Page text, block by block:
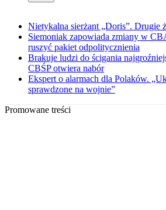
Nietykalna sierżant „Doris”. Drugie
Siemoniak zapowiada zmiany w
ruszyć pakiet odpolitycznienia
Brakuje ludzi do ścigania
CBŚP otwiera nabór
Ekspert o alarmach dla Polaków.
sprawdzone na wojnie”
Promowane treści